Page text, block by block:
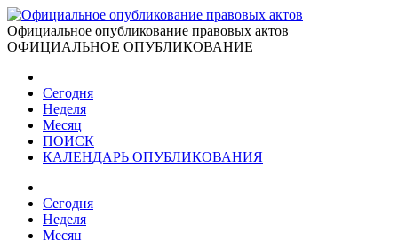
Официальное опубликование правовых актов
ОФИЦИАЛЬНОЕ ОПУБЛИКОВАНИЕ
Сегодня
Неделя
Месяц
ПОИСК
КАЛЕНДАРЬ ОПУБЛИКОВАНИЯ
Сегодня
Неделя
Месяц